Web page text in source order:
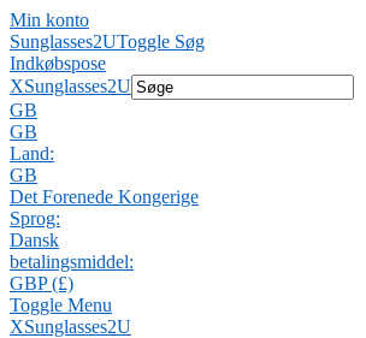
Min konto
Sunglasses2UToggle Søg
Indkøbspose
XSunglasses2U
GB
GB
Land:
GB
Det Forenede Kongerige
Sprog:
Dansk
betalingsmiddel:
GBP (£)
Toggle Menu
XSunglasses2U